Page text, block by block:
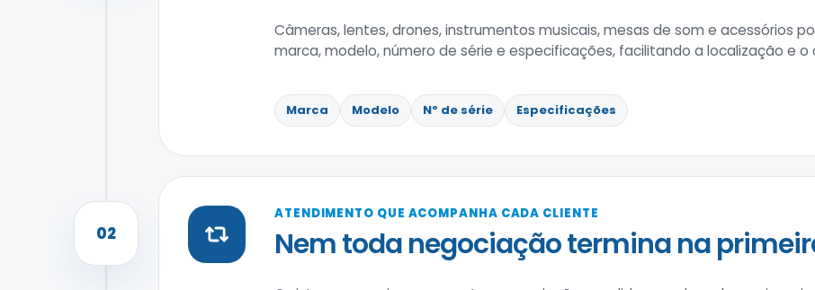
Câmeras, lentes, drones, instrumentos musicais, mesas de som e acessórios
marca, modelo, número de série e especificações, facilitando a localização e
Marca Modelo Nº de série Especificações
02
ATENDIMENTO QUE ACOMPANHA CADA CLIENTE
Nem toda negociação termina na